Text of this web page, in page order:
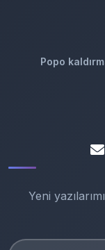
Popo
Yeni